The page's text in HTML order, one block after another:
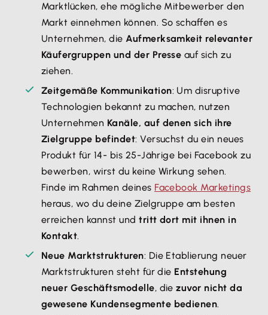
Marktlücken, ehe mögliche Mitbewerber den
Markt einnehmen können. So schaffen es
Unternehmen, dieAufmerksamkeit relevanter
Käufergruppen und der Presse auf sich zu
ziehen.
Zeitgemäße Kommunikation: Um disruptive
Technologien bekannt zu machen, nutzen
Unternehmen Kanäle, auf denen sich ihre
Zielgruppe befindet: Versuchst du ein neues
Produkt für 14- bis 25-Jährige bei Facebook zu
bewerben, wirst du keine Wirkung sehen.
Finde im Rahmen deines Facebook Marketings
heraus, wo du deine Zielgruppe am besten
erreichen kannst undtritt dort mit ihnen in
Kontakt.
Neue Marktstrukturen: Die Etablierung neuer
Marktstrukturen steht für die Entstehung
neuer Geschäftsmodelle, diezuvor nicht da
gewesene Kundensegmente bedienen.